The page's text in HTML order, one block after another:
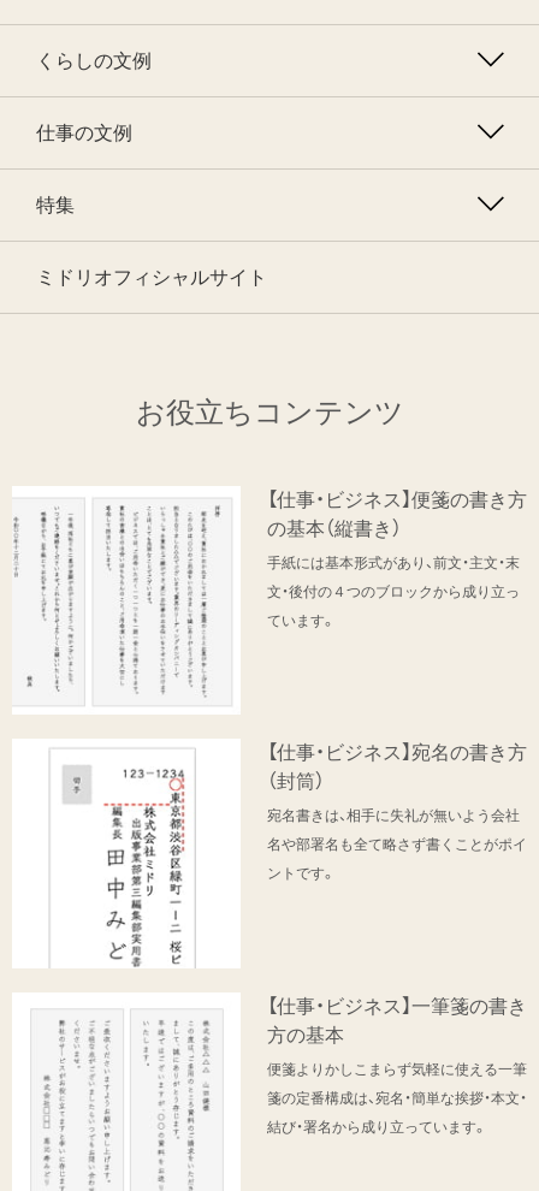
くらしの文例
仕事の文例
特集
ミドリオフィシャルサイト
お役立ちコンテンツ
【仕事・ビジネス】便箋の書き方
の基本（縦書き）
手紙には基本形式があり、前文・主文・末
文・後付の４つのブロックから成り立っ
ています。
【仕事・ビジネス】宛名の書き方
（封筒）
宛名書きは、相手に失礼が無いよう会社
名や部署名も全て略さず書くことがポイ
ントです。
【仕事・ビジネス】一筆箋の書き
方の基本
便箋よりかしこまらず気軽に使える一筆
箋の定番構成は、宛名・簡単な挨拶・本文・
結び・署名から成り立っています。